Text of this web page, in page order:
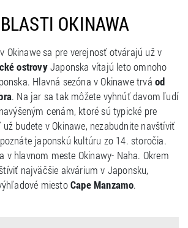
OKINAWA
Okinawe sa pre verejnosť otvárajú už v
ostrovyJaponska vítajú leto omnoho
Hlavná sezóna v Okinawe trváod
. Na jar sa tak môžete vyhnúť davom ľudí
cenám, ktoré sú typické pre
budete v Okinawe, nezabudnite navštíviť
japonskú kultúru zo 14. storočia.
v hlavnom meste Okinawy- Naha. Okrem
najväčšie akvárium v Japonsku,
miestoCape Manzamo.